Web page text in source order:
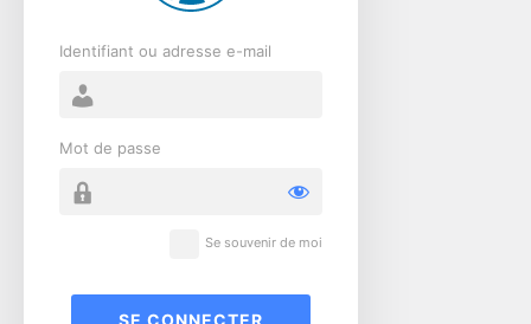
Identifiant ou adresse e-mail
Mot de passe
Se souvenir de moi